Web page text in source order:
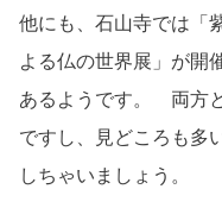
他にも、石山寺では「
よる仏の世界展」が開
あるようです。 両方
ですし、見どころも多
しちゃいましょう。